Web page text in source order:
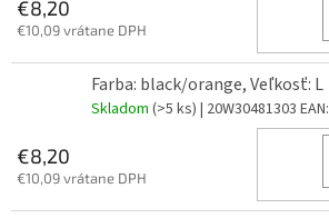
€8,20
€10,09 vrátane DPH
Farba: black/orange, Veľkosť: L
Skladom (>5 ks) | 20W30481303 EAN:
€8,20
€10,09 vrátane DPH